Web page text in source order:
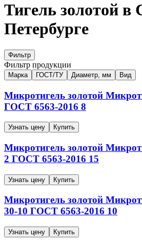
Тигель золотой в
Петербурге
Фильтр
Фильтр продукции
Марка ГОСТ/ТУ Диаметр, мм Вид
Микротигель золотой
ГОСТ 6563-2016 8
Узнать цену Купить
Микротигель золотой
2 ГОСТ 6563-2016 15
Узнать цену Купить
Микротигель золотой
30-10 ГОСТ 6563-2016 10
Узнать цену Купить